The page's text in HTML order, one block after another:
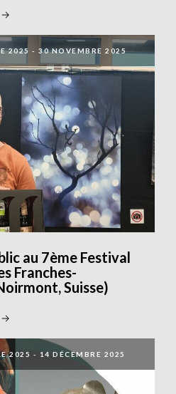
2025 -30 NOVEMBRE 2025
au 7ème Festival
Franches-
Suisse)
2025 - 14 DÉCEMBRE 2025